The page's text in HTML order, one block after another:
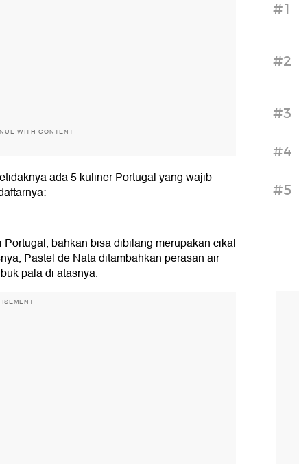
WITH CONTENT
ada 5 kuliner Portugal yang wajib
bahkan bisa dibilang merupakan cikal
Pastel de Nata ditambahkan perasan air
pala di atasnya.
#1
#2
#3
#4
#5